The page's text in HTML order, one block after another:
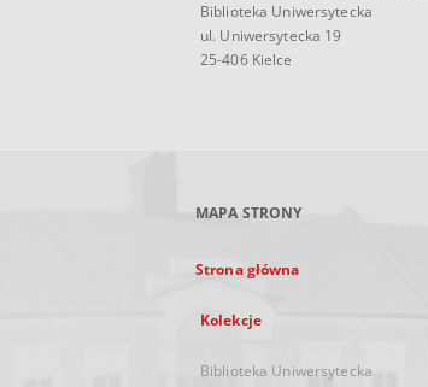
Biblioteka Uniwersytecka
ul. Uniwersytecka 19
25-406 Kielce
MAPA STRONY
Strona główna
Kolekcje
Biblioteka Uniwersytecka